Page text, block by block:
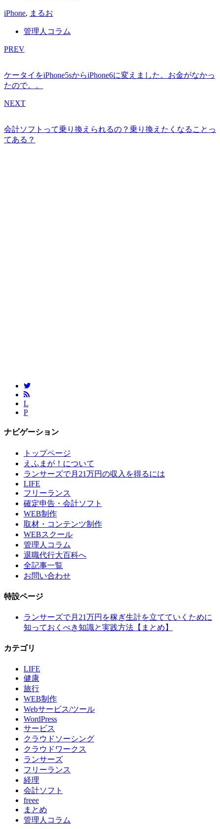
iPhone, まるお
管理人コラム
PREV
ケータイをiPhone5sからiPhone6に変えました。お金がなかっ
たので。。
NEXT
会計ソフトって乗り換えられるの？乗り換えたくなることっ
てある？
L
P
ナビゲーション
トップページ
えふまが！について
ランサーズで月21万円の収入を得るには
LIFE
フリーランス
確定申告・会計ソフト
WEB制作
取材・コンテンツ制作
WEBスクール
管理人コラム
退職代行大百科へ
全記事一覧
お問い合わせ
特設ページ
ランサーズで月21万円を稼ぎ生計を立てていくために
知っておくべき知識と実践方法【まとめ】
カテゴリ
LIFE
健康
旅行
WEB制作
Webサービス/ツール
WordPress
サービス
クラウドソーシング
クラウドワークス
ランサーズ
フリーランス
経理
会計ソフト
freee
まとめ
管理人コラム